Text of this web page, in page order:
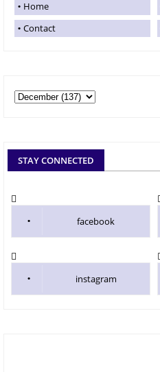
Home
Contact
STAY CONNECTED
facebook
instagram